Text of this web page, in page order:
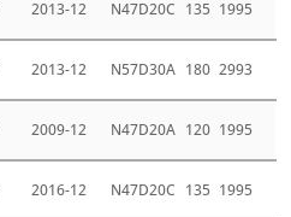
2013-12 N47D20C 135 1995
2013-12 N57D30A 180 2993
2009-12 N47D20A 120 1995
2016-12 N47D20C 135 1995